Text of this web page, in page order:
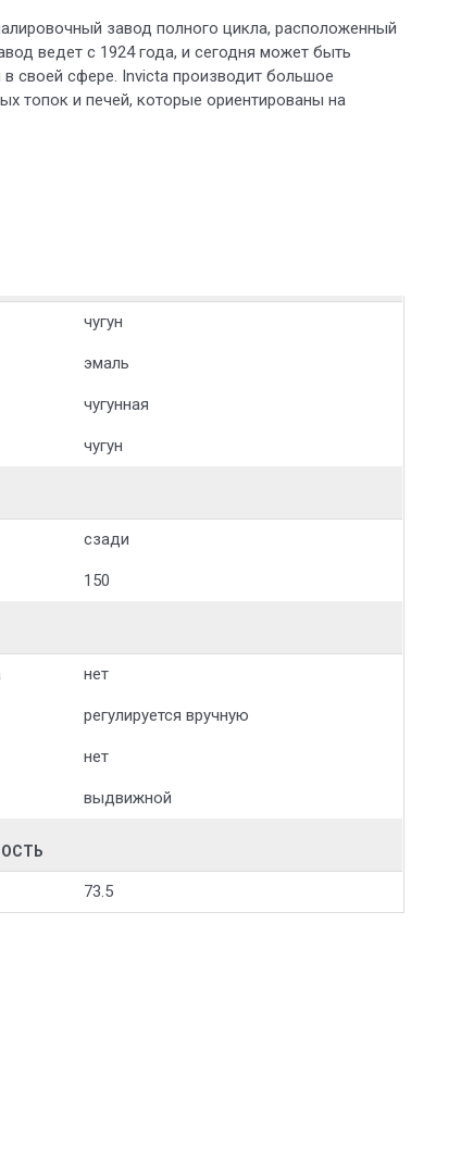
завод полного цикла, расположенный
ведет с 1924 года, и сегодня может быть
своей сфере. Invicta производит большое
топок и печей, которые ориентированы на
чугун
эмаль
чугунная
чугун
сзади
150
нет
регулируется вручную
нет
выдвижной
73.5